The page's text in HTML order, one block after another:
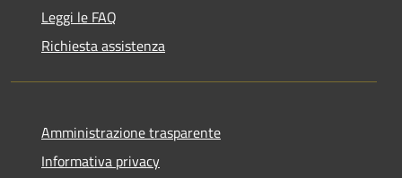
Leggi le FAQ
Richiesta assistenza
Amministrazione trasparente
Informativa privacy